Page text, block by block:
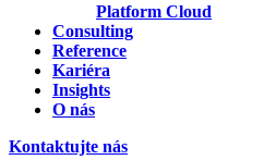
Platform Cloud
Consulting
Reference
Kariéra
Insights
O nás
Kontaktujte nás